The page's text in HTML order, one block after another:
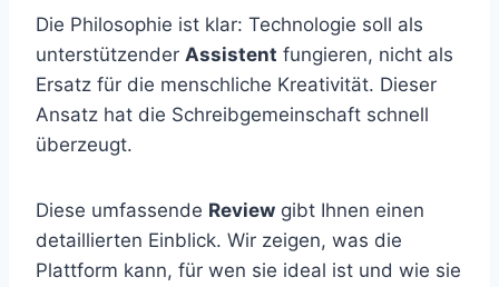
Die Philosophie ist klar: Technologie soll als
unterstützender Assistent fungieren, nicht als
Ersatz für die menschliche Kreativität. Dieser
Ansatz hat die Schreibgemeinschaft schnell
überzeugt.
Diese umfassende Review gibt Ihnen einen
detaillierten Einblick. Wir zeigen, was die
Plattform kann, für wen sie ideal ist und wie sie